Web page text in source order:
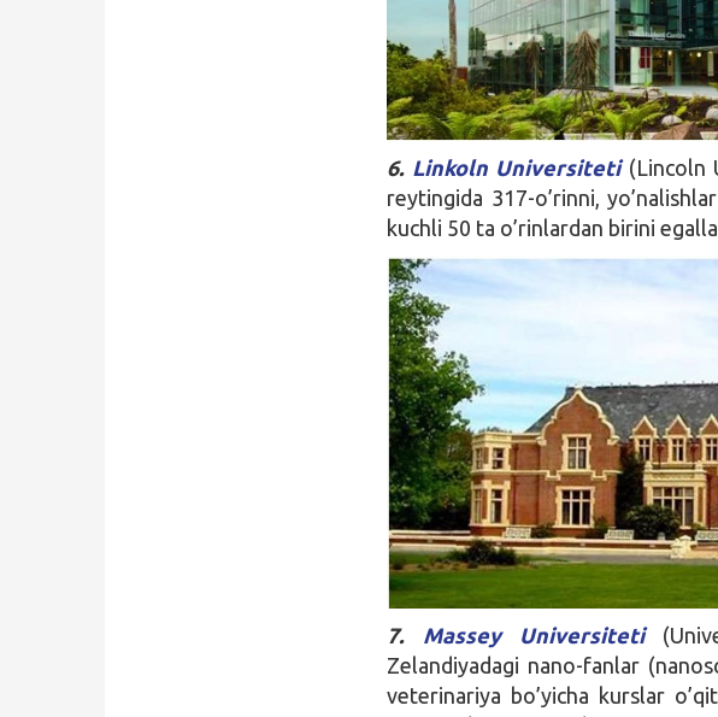
6. Linkoln Universiteti(Lincoln
reytingida 317-o’rinni,
kuchli 50 ta o’rinlardan birini
7. Massey Universiteti
Zelandiyadagi nano-fanlar
veterinariya bo’yicha kurslar